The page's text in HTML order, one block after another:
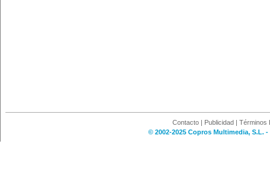
Contacto | Publicidad | Términos
© 2002-2025 Copros Multimedia, S.L.